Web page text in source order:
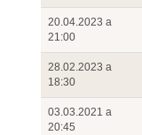
20.04.2023 a
21:00
28.02.2023 a
18:30
03.03.2021 a
20:45